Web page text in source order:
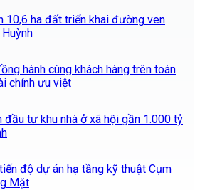
10,6 ha đất triển khai đường ven
hành cùng khách hàng trên toàn
chính ưu việt
đầu tư khu nhà ở xã hội gần 1.000 tỷ
độ dự án hạ tầng kỹ thuật Cụm
Mặt